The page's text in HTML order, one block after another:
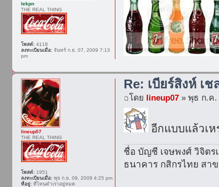
lekpn
THE REAL THING
โพสต์: 4118
ลงทะเบียนเมื่อ: จันทร์ ก.ย. 07, 2009 7:13
pm
Re: เบียร์สิงห์ เ
โดย lineup07 » พุธ ก.ค.
อีกแบบแล้วเห
ชื่อ บัญชี เจษพงศ์ วิจิตร
ธนาคาร กสิกรไทย สา
lineup07
THE REAL THING
โพสต์: 1951
ลงทะเบียนเมื่อ: พุธ ก.ย. 09, 2009 4:25 pm
ที่อยู่: ที่ไหนดำเราอยู่หมด